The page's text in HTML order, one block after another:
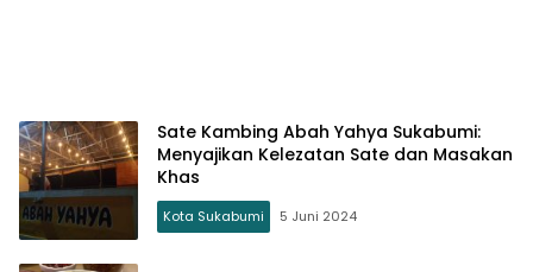
Sate Kambing Abah Yahya Sukabumi:
Menyajikan Kelezatan Sate dan Masakan
Khas
Kota Sukabumi 5 Juni 2024